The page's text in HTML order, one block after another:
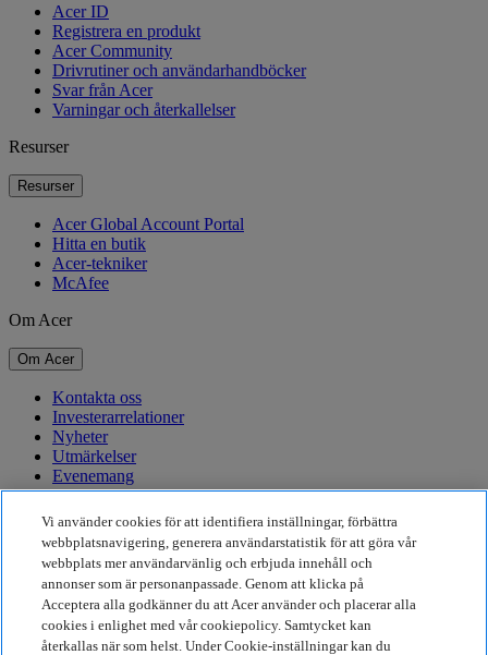
Acer ID
Registrera en produkt
Acer Community
Drivrutiner och användarhandböcker
Svar från Acer
Varningar och återkallelser
Resurser
Resurser
Acer Global Account Portal
Hitta en butik
Acer-tekniker
McAfee
Om Acer
Om Acer
Kontakta oss
Investerarrelationer
Nyheter
Utmärkelser
Evenemang
Hållbarhet
Hållbarhet
Företagets sociala ansvar
Produktens koldioxidutsläpp
Project Humanity
Earthion
Vi använder cookies för att identifiera inställningar, förbättra
webbplatsnavigering, generera användarstatistik för att göra vår
webbplats mer användarvänlig och erbjuda innehåll och
annonser som är personanpassade. Genom att klicka på
Acceptera alla godkänner du att Acer använder och placerar alla
cookies i enlighet med vår cookiepolicy. Samtycket kan
återkallas när som helst. Under Cookie-inställningar kan du